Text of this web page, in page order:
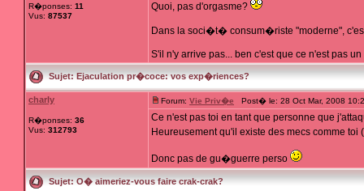
R�ponses: 11
Vus: 87537
Quoi, pas d'orgasme?
Dans la soci�t� consum�riste "moderne",
S'il n'y arrive pas... ben c'est que ce n'est pas un
Sujet:Ejaculation pr�coce: vos exp�riences?
charly
R�ponses: 36
Vus: 312793
Forum: Vie Priv�e Post� le: 28 Oct Mar, 2008
Ce n'est pas toi en tant que personne que
Heureusement qu'il existe des mecs comme
Donc pas de gu�guerre perso
Sujet:O� aimeriez-vous faire crak-crak?